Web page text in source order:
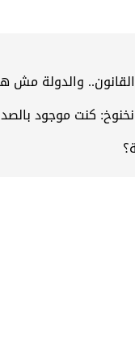
والدولة مش
كنت موجود